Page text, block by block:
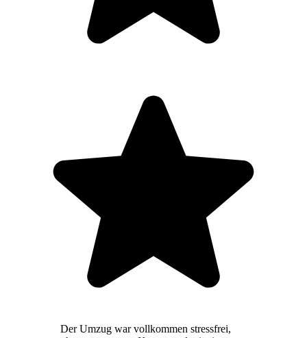
Der Umzug war vollkommen stressfrei,